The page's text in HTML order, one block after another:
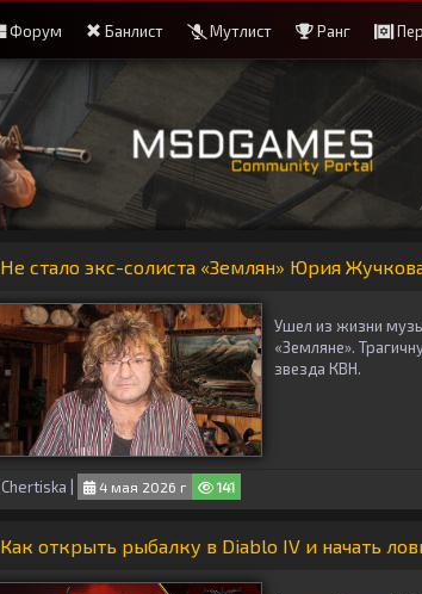
Форум Банлист Мутлист Ранг
Не стало экс-солиста «Землян» Юрия
Ушел из жизни
«Земляне».
звезда КВН.
Chertiska 4 мая 2026 г 141
Как открыть рыбалку в Diablo IV и начать